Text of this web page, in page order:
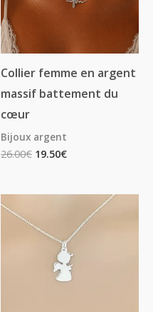
Collier femme en argent
massif battement du
cœur
Bijoux argent
26.00€ 19.50€